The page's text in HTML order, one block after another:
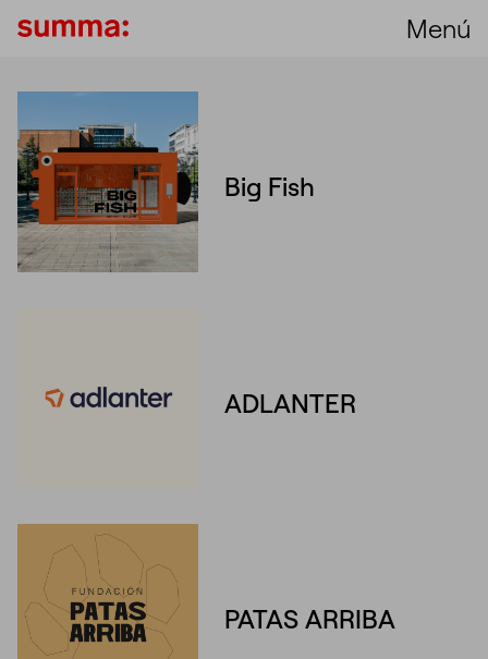
Menú
Big Fish
Unmute
ADLANTER
PATAS ARRIBA